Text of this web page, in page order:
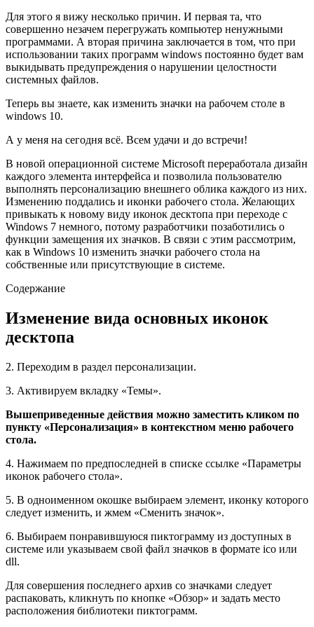
Для этого я вижу несколько причин. И первая та, что
совершенно незачем перегружать компьютер ненужными
программами. А вторая причина заключается в том, что при
использовании таких программ windows постоянно будет вам
выкидывать предупреждения о нарушении целостности
системных файлов.
Теперь вы знаете, как изменить значки на рабочем столе в
windows 10.
А у меня на сегодня всё. Всем удачи и до встречи!
В новой операционной системе Microsoft переработала дизайн
каждого элемента интерфейса и позволила пользователю
выполнять персонализацию внешнего облика каждого из них.
Изменению поддались и иконки рабочего стола. Желающих
привыкать к новому виду иконок десктопа при переходе с
Windows 7 немного, потому разработчики позаботились о
функции замещения их значков. В связи с этим рассмотрим,
как в Windows 10 изменить значки рабочего стола на
собственные или присутствующие в системе.
Содержание
Изменение вида основных иконок
десктопа
2. Переходим в раздел персонализации.
3. Активируем вкладку «Темы».
Вышеприведенные действия можно заместить кликом по
пункту «Персонализация» в контекстном меню рабочего
стола.
4. Нажимаем по предпоследней в списке ссылке «Параметры
иконок рабочего стола».
5. В одноименном окошке выбираем элемент, иконку которого
следует изменить, и жмем «Сменить значок».
6. Выбираем понравившуюся пиктограмму из доступных в
системе или указываем свой файл значков в формате ico или
dll.
Для совершения последнего архив со значками следует
распаковать, кликнуть по кнопке «Обзор» и задать место
расположения библиотеки пиктограмм.